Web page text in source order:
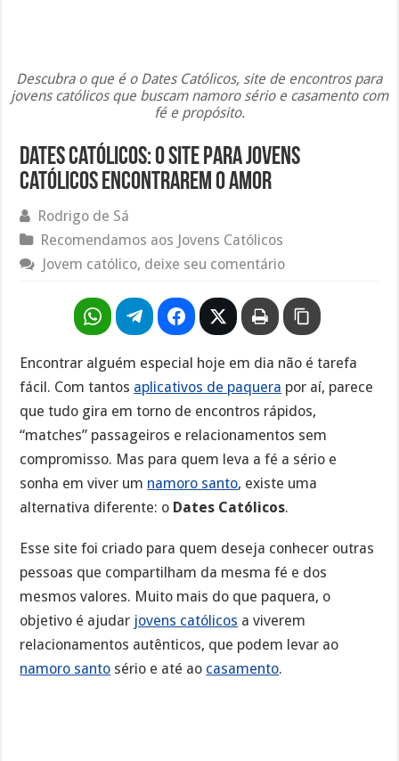
Descubra o que é o Dates Católicos, site de encontros para
jovens católicos que buscam namoro sério e casamento com
fé e propósito.
Dates Católicos: o site para jovens
católicos encontrarem o amor
Rodrigo de Sá
Recomendamos aos Jovens Católicos
Jovem católico, deixe seu comentário
Encontrar alguém especial hoje em dia não é tarefa
fácil. Com tantos aplicativos de paquera por aí, parece
que tudo gira em torno de encontros rápidos,
“matches” passageiros e relacionamentos sem
compromisso. Mas para quem leva a fé a sério e
sonha em viver um namoro santo, existe uma
alternativa diferente: o Dates Católicos.
Esse site foi criado para quem deseja conhecer outras
pessoas que compartilham da mesma fé e dos
mesmos valores. Muito mais do que paquera, o
objetivo é ajudar jovens católicos a viverem
relacionamentos autênticos, que podem levar ao
namoro santo sério e até ao casamento.